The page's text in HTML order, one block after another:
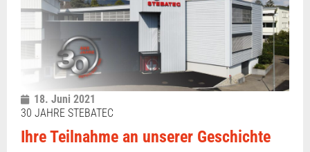
18. Juni 2021
30 JAHRE STEBATEC
Ihre Teilnahme an unserer Geschichte